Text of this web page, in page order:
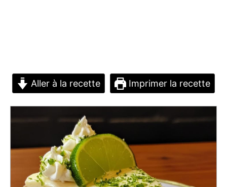
Aller à la recette Imprimer la recette